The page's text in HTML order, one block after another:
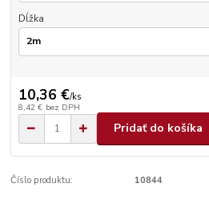
Dĺžka
10,36 €/ks
8,42 € bez DPH
Pridať do košíka
Číslo produktu: 10844